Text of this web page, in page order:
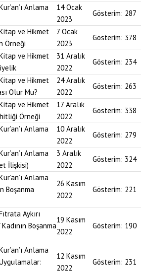
Anlama
14 Ocak
2023
Gösterim: 287
ve Hikmet
Örneği
7 Ocak
2023
Gösterim: 378
ve Hikmet
31 Aralık
2022
Gösterim: 234
ve Hikmet
Olur Mu?
24 Aralık
2022
Gösterim: 263
ve Hikmet
Örneği
17 Aralık
2022
Gösterim: 338
Anlama
10 Aralık
2022
Gösterim: 279
Anlama
İlişkisi)
3 Aralık
2022
Gösterim: 324
Anlama
Boşanma
26 Kasım
2022
Gösterim: 221
Aykırı
Boşanma
19 Kasım
2022
Gösterim: 190
Anlama
12 Kasım
2022
Gösterim: 231